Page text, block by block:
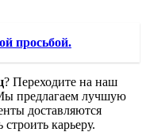
просьбой.
? Переходите на наш
предлагаем лучшую
доставляются
карьеру.